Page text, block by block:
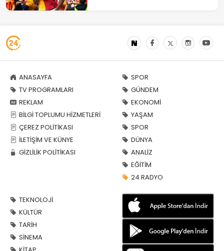
ANASAYFA
TV PROGRAMLARI
REKLAM
BİLGİ TOPLUMU HİZMETLERİ
ÇEREZ POLİTİKASI
İLETİŞİM VE KÜNYE
GİZLİLİK POLİTİKASI
SPOR
GÜNDEM
EKONOMİ
YAŞAM
SPOR
DÜNYA
ANALİZ
EĞİTİM
24 RADYO
TEKNOLOJİ
KÜLTÜR
TARİH
SİNEMA